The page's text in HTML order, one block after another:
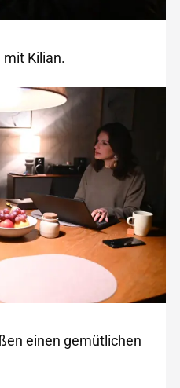
mit Kilian.
einen gemütlichen